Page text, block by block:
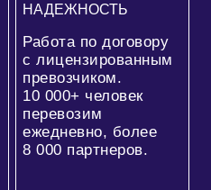
НАДЕЖНОСТЬ
Работа по договору
с лицензированным
превозчиком.
10 000+ человек
перевозим
ежедневно, более
8 000 партнеров.